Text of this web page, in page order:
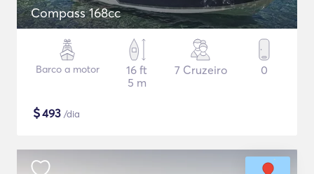
Compass 168cc
Barco a motor
16 ft
5 m
7 Cruzeiro 0
$493 /dia